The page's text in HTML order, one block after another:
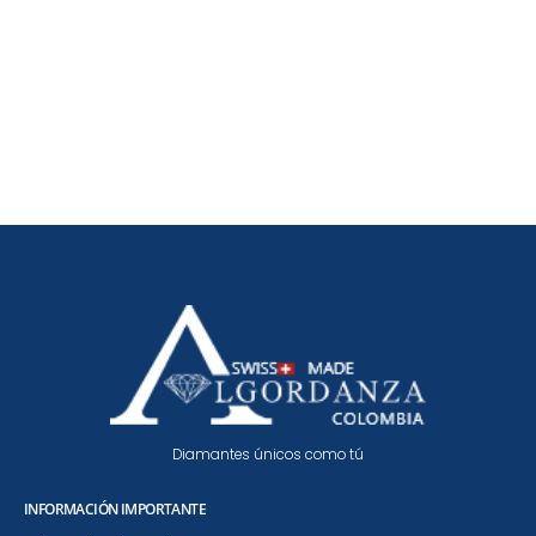
Diamantes únicos como tú
INFORMACIÓN IMPORTANTE